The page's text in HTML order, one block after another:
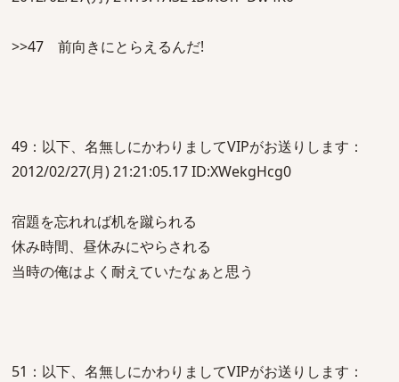
>>47 前向きにとらえるんだ!
49：以下、名無しにかわりましてVIPがお送りします：
2012/02/27(月) 21:21:05.17 ID:XWekgHcg0
宿題を忘れれば机を蹴られる
休み時間、昼休みにやらされる
当時の俺はよく耐えていたなぁと思う
51：以下、名無しにかわりましてVIPがお送りします：